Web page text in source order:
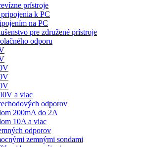
prístroje
k PC
na PC
pre združené prístroje
odporu
a viac
odporov
200mA do 2A
10A a viac
odporov
zemnými sondami